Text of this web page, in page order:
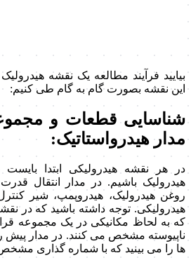
بیایید فرآیند مطالعه یک نقشه
این نقشه بصورت گام به گام طی کنیم:
شناسایی قطعات و
مدار هیدرواستاتیک:
در هر نقشه هیدرولیکی ابتدا بایست
هیدرولیک باشیم. در مدار انتقال
روغن هیدرولیک، هیدروپمپ، شیر
هیدرولیکی. توجه داشته باشید که در
که به لحاظ مکانیکی در یک مجموعه
ها را می بینید که با شماره گذاری